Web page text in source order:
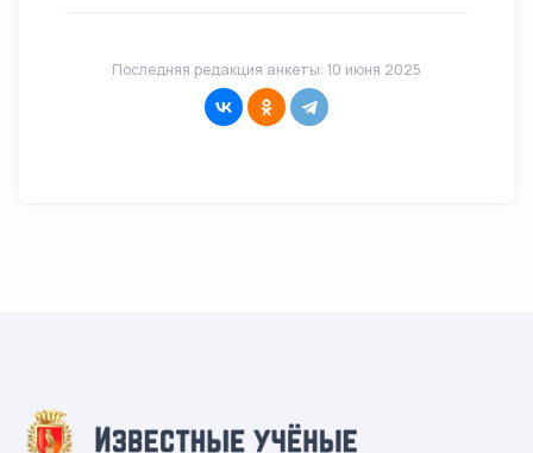
Последняя редакция анкеты: 10 июня 2025